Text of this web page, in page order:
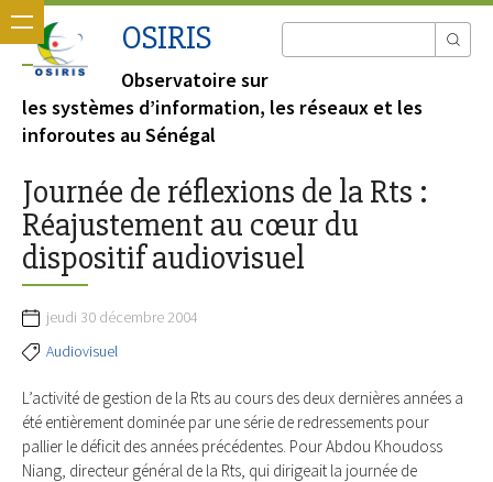
OSIRIS
Observatoire sur
les systèmes d’information, les réseaux et les
inforoutes au Sénégal
Journée de réflexions de la Rts :
Réajustement au cœur du
dispositif audiovisuel
jeudi 30 décembre 2004
Audiovisuel
L’activité de gestion de la Rts au cours des deux dernières années a
été entièrement dominée par une série de redressements pour
pallier le déficit des années précédentes. Pour Abdou Khoudoss
Niang, directeur général de la Rts, qui dirigeait la journée de